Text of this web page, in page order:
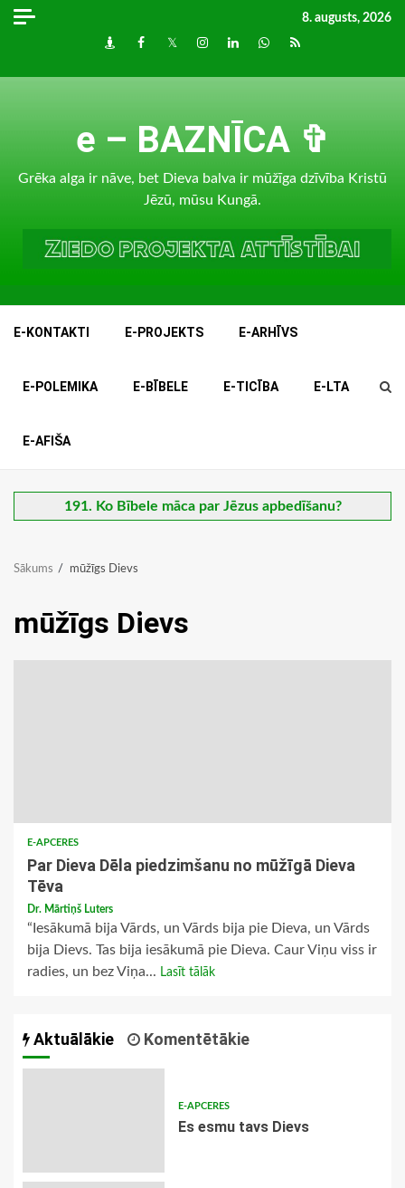
Skip
8. augusts, 2026
DraugiemFacebook
TwitterInstagram
LinkedInwhatsapp
RSS
e – BAZNĪCA ✞
Grēka alga ir nāve, bet Dieva balva ir mūžīga dzīvība Kristū
Jēzū, mūsu Kungā.
E-KONTAKTI E-PROJEKTS E-ARHĪVS
E-POLEMIKA E-BĪBELE E-TICĪBA E-LTA
E-AFIŠA
191. Ko Bībele māca par Jēzus apbedīšanu?
Sākums mūžīgs Dievs
mūžīgs Dievs
E-APCERES
Par Dieva Dēla piedzimšanu no mūžīgā Dieva
Tēva
Dr. Mārtiņš Luters
“Iesākumā bija Vārds, un Vārds bija pie Dieva, un Vārds
bija Dievs. Tas bija iesākumā pie Dieva. Caur Viņu viss ir
radies, un bez Viņa... Lasīt tālāk
Aktuālākie Komentētākie
E-APCERES
Es esmu tavs Dievs